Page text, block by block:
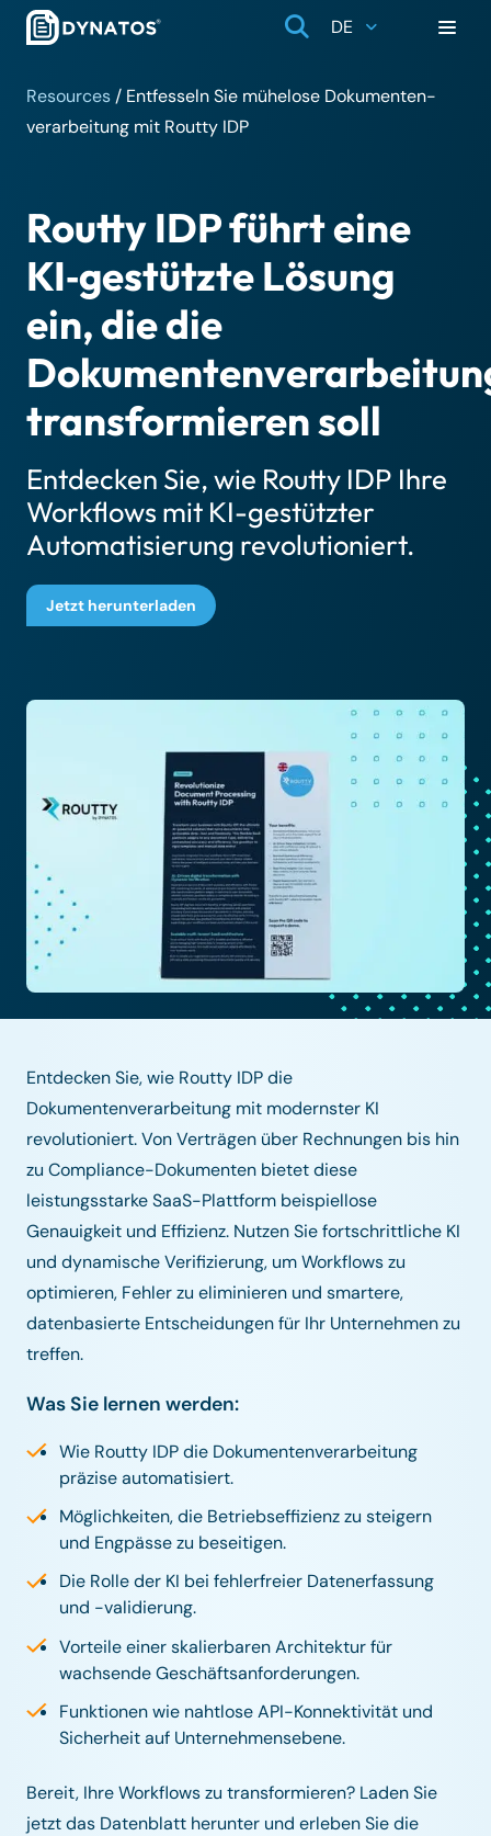
DE
Resources / Entfesseln Sie mühelose Dokumenten­
verarbeitung mit Routty IDP
Routty IDP führt eine
KI‑gestützte Lösung
ein, die die
transformieren soll
Entdecken Sie, wie Routty IDP Ihre
Workflows mit KI-gestützter
Automatisierung revolutioniert.
Jetzt herunterladen
Entdecken Sie, wie Routty IDP die
Dokumentenverarbeitung mit modernster KI
revolutioniert. Von Verträgen über Rechnungen bis hin
zu Compliance-Dokumenten bietet diese
leistungsstarke SaaS-Plattform beispiellose
Genauigkeit und Effizienz. Nutzen Sie fortschrittliche KI
und dynamische Verifizierung, um Workflows zu
optimieren, Fehler zu eliminieren und smartere,
datenbasierte Entscheidungen für Ihr Unternehmen zu
treffen.
Was Sie lernen werden:
Wie Routty IDP die Dokumentenverarbeitung
präzise automatisiert.
Möglichkeiten, die Betriebseffizienz zu steigern
und Engpässe zu beseitigen.
Die Rolle der KI bei fehlerfreier Datenerfassung
und -validierung.
Vorteile einer skalierbaren Architektur für
wachsende Geschäftsanforderungen.
Funktionen wie nahtlose API-Konnektivität und
Sicherheit auf Unternehmensebene.
Bereit, Ihre Workflows zu transformieren? Laden Sie
jetzt das Datenblatt herunter und erleben Sie die